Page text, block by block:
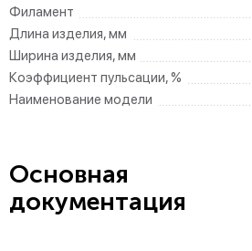
Филамент
Длина изделия, мм
Ширина изделия, мм
Коэффициент пульсации, %
Наименование модели
Основная
документация